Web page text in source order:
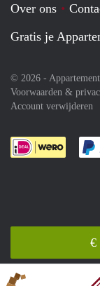
Over ons
Gratis je
© 2026 -
Voorwaarden &
Account verwijderen